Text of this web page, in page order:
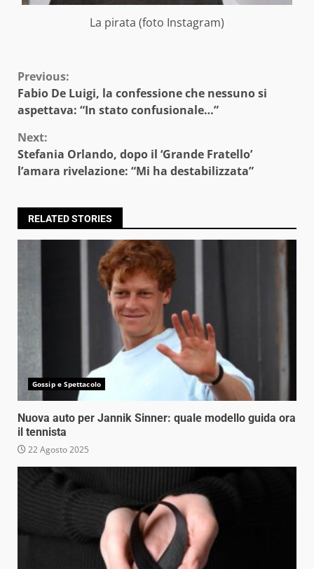
La pirata (foto Instagram)
Continue
Reading
Previous:
Fabio De Luigi, la confessione che nessuno si
aspettava: “In stato confusionale…”
Next:
Stefania Orlando, dopo il ‘Grande Fratello’
l’amara rivelazione: “Mi ha destabilizzata”
RELATED STORIES
Gossip e Spettacolo
Nuova auto per Jannik Sinner: quale modello guida ora
il tennista
22 Agosto 2025